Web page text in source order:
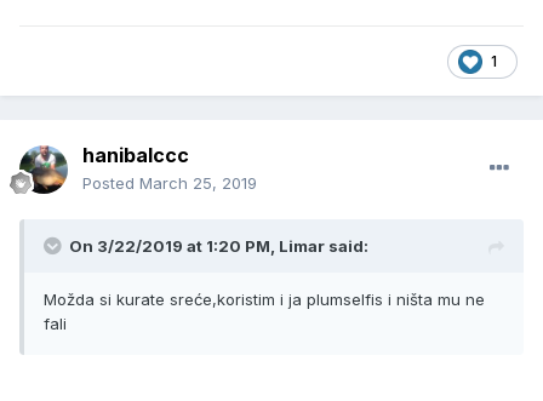
1
hanibalccc
Posted March 25, 2019
On 3/22/2019 at 1:20 PM, Limar said:
Možda si kurate sreće,koristim i ja plumselfis i ništa mu ne
fali